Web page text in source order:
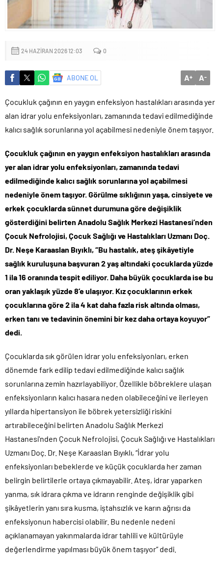
Küçük işletmeler büyük siber risklerle karşı karşıya
24 HAZIRAN 2026 12:03 0
ABONE OL A+ A-
Çocukluk çağının en yaygın enfeksiyon hastalıkları arasında yer
alan idrar yolu enfeksiyonları, zamanında tedavi edilmediğinde
kalıcı sağlık sorunlarına yol açabilmesi nedeniyle önem taşıyor.
Çocukluk çağının en yaygın enfeksiyon hastalıkları arasında
yer alan idrar yolu enfeksiyonları, zamanında tedavi
edilmediğinde kalıcı sağlık sorunlarına yol açabilmesi
nedeniyle önem taşıyor. Görülme sıklığının yaşa, cinsiyete ve
erkek çocuklarda sünnet durumuna göre değişiklik
gösterdiğini belirten Anadolu Sağlık Merkezi Hastanesi’nden
Çocuk Nefrolojisi, Çocuk Sağlığı ve Hastalıkları Uzmanı Doç.
Dr. Neşe Karaaslan Bıyıklı, “Bu hastalık, ateş şikâyetiyle
sağlık kuruluşuna başvuran 2 yaş altındaki çocuklarda yüzde
1 ila 16 oranında tespit ediliyor. Daha büyük çocuklarda ise bu
oran yaklaşık yüzde 8’e ulaşıyor. Kız çocuklarının erkek
çocuklarına göre 2 ila 4 kat daha fazla risk altında olması,
erken tanı ve tedavinin önemini bir kez daha ortaya koyuyor”
dedi.
Çocuklarda sık görülen idrar yolu enfeksiyonları, erken
dönemde fark edilip tedavi edilmediğinde kalıcı sağlık
sorunlarına zemin hazırlayabiliyor. Özellikle böbreklere ulaşan
enfeksiyonların kalıcı hasara neden olabileceğini ve ilerleyen
yıllarda hipertansiyon ile böbrek yetersizliği riskini
artırabileceğini belirten Anadolu Sağlık Merkezi
Hastanesi’nden Çocuk Nefrolojisi, Çocuk Sağlığı ve Hastalıkları
Uzmanı Doç. Dr. Neşe Karaaslan Bıyıklı, “İdrar yolu
enfeksiyonları bebeklerde ve küçük çocuklarda her zaman
belirgin belirtilerle ortaya çıkmayabilir. Ateş, idrar yaparken
yanma, sık idrara çıkma ve idrarın renginde değişiklik gibi
şikâyetlerin yanı sıra kusma, iştahsızlık ve karın ağrısı da
enfeksiyonun habercisi olabilir. Bu nedenle nedeni
açıklanamayan yakınmalarda idrar tahlili ve kültürüyle
değerlendirme yapılması büyük önem taşıyor” dedi.